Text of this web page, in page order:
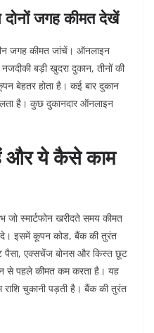
जगह कीमत देखें
जगह कीमत जांचें। ऑनलाइन
बड़ी खुदरा दुकान, तीनों की
बेहतर होता है। कई बार दुकान
है। कुछ दुकानदार ऑनलाइन
और ये कैसे काम
स्मार्टफोन खरीदते समय कीमत
दे। इसमें कूपन कोड, बैंक की तुरंत
पैसा, एक्सचेंज बोनस और किस्त छूट
से पहले कीमत कम करता है। यह
चुकानी पड़ती है। बैंक की तुरंत